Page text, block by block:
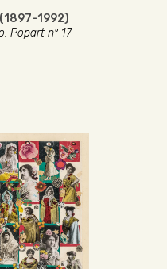
1992)
Popart nº 17